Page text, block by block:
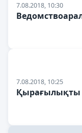
7.08.2018, 10:30
7.08.2018, 10:25
Қырағылықты